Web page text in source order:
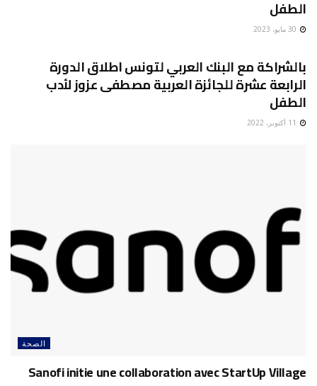
الطفل
30 مايو، 2023
بالشراكة مع البنك العربي لتونس اطلاق الدورة
الرابعة عشرة للجائزة العربية مصطفى عزوز لأدب
الطفل
11 أكتوبر، 2022
الصحة
Sanofi initie une collaboration avec StartUp Village